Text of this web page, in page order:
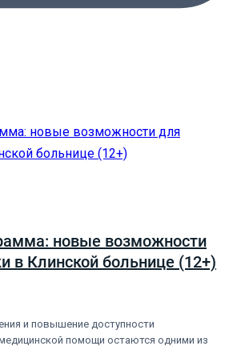
новые возможности
в Клинской больнице (12+)
и повышение доступности
помощи остаются одними из